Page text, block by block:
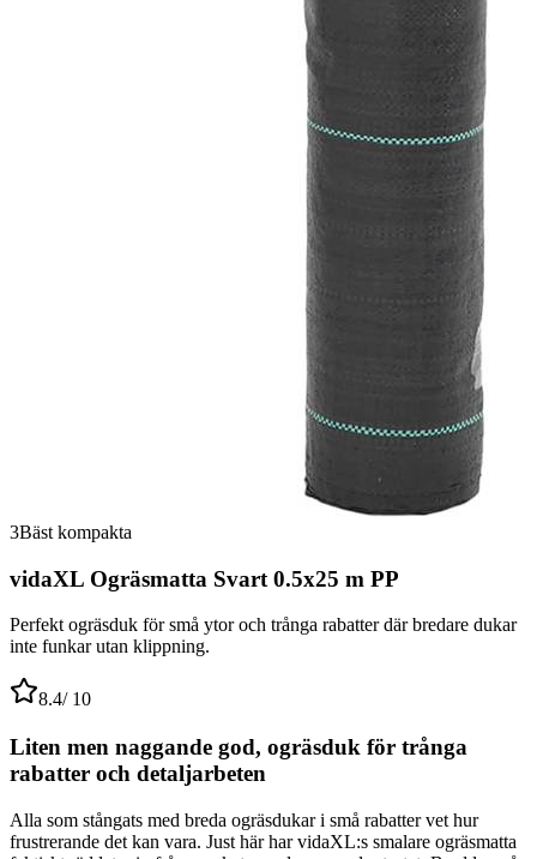
3Bäst kompakta
vidaXL Ogräsmatta Svart 0.5x25 m PP
Perfekt ogräsduk för små ytor och trånga rabatter där bredare dukar
inte funkar utan klippning.
8.4/ 10
Liten men naggande god, ogräsduk för trånga
rabatter och detaljarbeten
Alla som stångats med breda ogräsdukar i små rabatter vet hur
frustrerande det kan vara. Just här har vidaXL:s smalare ogräsmatta